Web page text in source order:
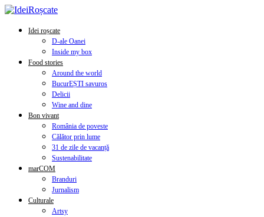
Idei roșcate
D-ale Oanei
Inside my box
Food stories
Around the world
BucurEȘTI savuros
Delicii
Wine and dine
Bon vivant
România de poveste
Călător prin lume
31 de zile de vacanță
Sustenabilitate
marCOM
Branduri
Jurnalism
Culturale
Artsy